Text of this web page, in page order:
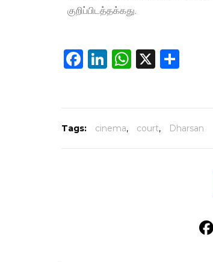
குறிப்பிடத்தக்கது.
Facebook
LinkedIn
X
Tags: cinema, court, Dharsan